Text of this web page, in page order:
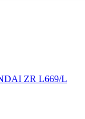
ZR L669/L